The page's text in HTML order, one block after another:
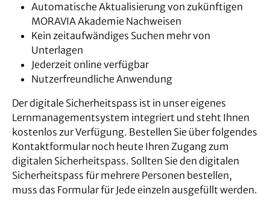
Automatische Aktualisierung von zukünftigen
MORAVIA Akademie Nachweisen
Kein zeitaufwändiges Suchen mehr von
Unterlagen
Jederzeit online verfügbar
Nutzerfreundliche Anwendung
Der digitale Sicherheitspass ist in unser eigenes
Lernmanagementsystem integriert und steht Ihnen
kostenlos zur Verfügung. Bestellen Sie über folgendes
Kontaktformular noch heute Ihren Zugang zum
digitalen Sicherheitspass. Sollten Sie den digitalen
Sicherheitspass für mehrere Personen bestellen,
muss das Formular für Jede einzeln ausgefüllt werden.